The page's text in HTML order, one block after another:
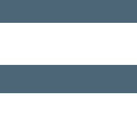
Hauptinhalt